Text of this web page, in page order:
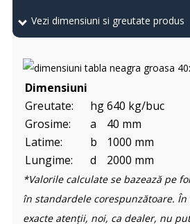
Vezi dimensiuni si greutate produs
Dimensiuni
Greutate:
hg640 kg/buc
Grosime:
a
40 mm
Latime:
b
1000 mm
Lungime:
d 2000 mm
*Valorile calculate se bazează pe
în standardele corespunzătoare.
exacte atenții, noi, ca dealer, nu